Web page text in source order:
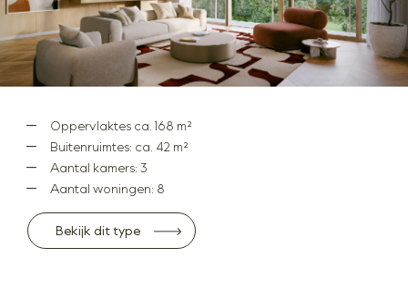
Oppervlaktes ca. 168 m²
Buitenruimtes: ca. 42 m²
Aantal kamers: 3
Aantal woningen: 8
Bekijk dit type